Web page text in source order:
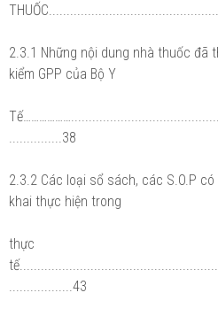
2.3.1 Những nội dung nhà thuốc đã
kiểm GPP của Bộ Y
...............38
2.3.2 Các loại sổ sách, các S.O.P
khai thực hiện trong
thực
..................43